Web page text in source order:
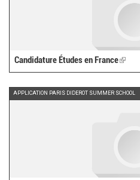
Candidature Études en France(link
is
APPLICATION PARIS DIDEROT SUMMER SCHOOL